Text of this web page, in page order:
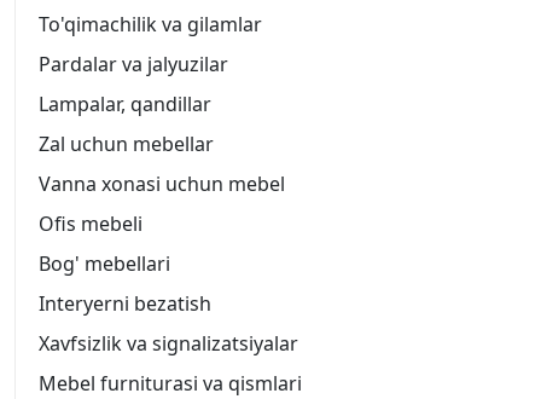
To'qimachilik va gilamlar
Pardalar va jalyuzilar
Lampalar, qandillar
Zal uchun mebellar
Vanna xonasi uchun mebel
Ofis mebeli
Bog' mebellari
Interyerni bezatish
Xavfsizlik va signalizatsiyalar
Mebel furniturasi va qismlari